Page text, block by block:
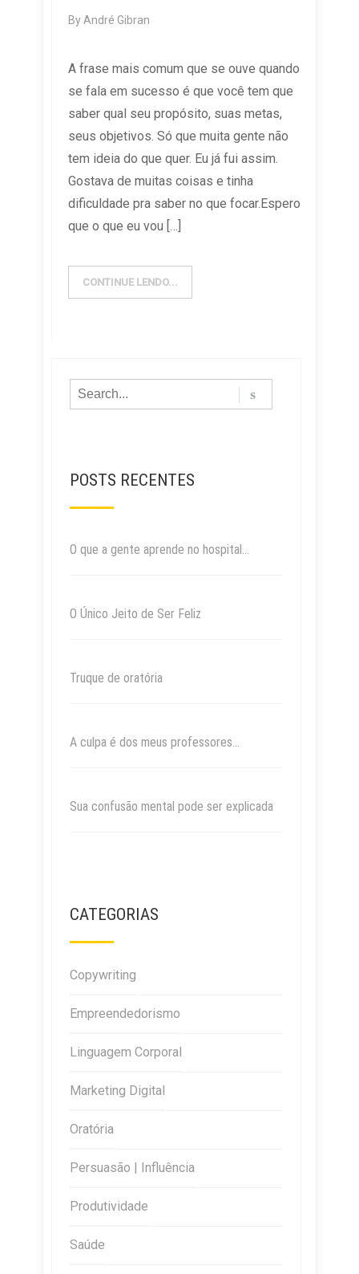
By André Gibran
A frase mais comum que se ouve quando
se fala em sucesso é que você tem que
saber qual seu propósito, suas metas,
seus objetivos. Só que muita gente não
tem ideia do que quer. Eu já fui assim.
Gostava de muitas coisas e tinha
dificuldade pra saber no que focar.Espero
que o que eu vou […]
CONTINUE LENDO...
POSTS RECENTES
O que a gente aprende no hospital…
O Único Jeito de Ser Feliz
Truque de oratória
A culpa é dos meus professores…
Sua confusão mental pode ser explicada
CATEGORIAS
Copywriting
Empreendedorismo
Linguagem Corporal
Marketing Digital
Oratória
Persuasão | Influência
Produtividade
Saúde